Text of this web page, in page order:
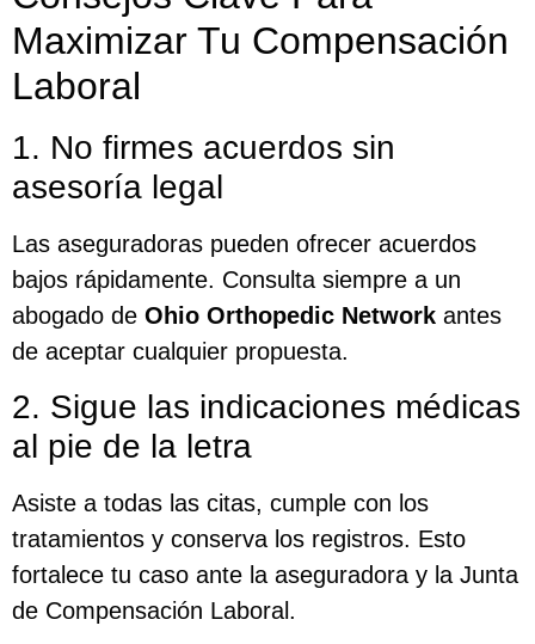
Maximizar Tu Compensación
Laboral
1. No firmes acuerdos sin
asesoría legal
Las aseguradoras pueden ofrecer acuerdos
bajos rápidamente. Consulta siempre a un
abogado de Ohio Orthopedic Network antes
de aceptar cualquier propuesta.
2. Sigue las indicaciones médicas
al pie de la letra
Asiste a todas las citas, cumple con los
tratamientos y conserva los registros. Esto
fortalece tu caso ante la aseguradora y la Junta
de Compensación Laboral.